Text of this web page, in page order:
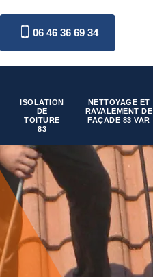
06 46 36 69 34
ISOLATION
DE
TOITURE
83
NETTOYAGE ET
RAVALEMENT DE
FAÇADE 83 VAR